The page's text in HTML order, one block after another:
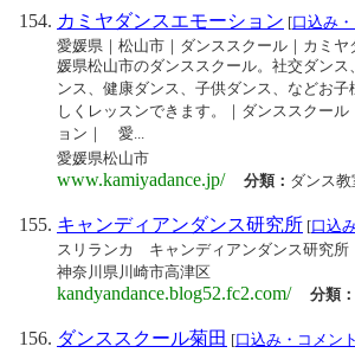
カミヤダンスエモーション [口込み
愛媛県｜松山市｜ダンススクール｜カミ
媛県松山市のダンススクール。社交ダン
ンス、健康ダンス、子供ダンス、などお
しくレッスンできます。｜ダンススクー
ョン｜ 愛...
愛媛県松山市
www.kamiyadance.jp/ 分類： ダンス教
キャンディアンダンス研究所 [口込
スリランカ キャンディアンダンス研究所
神奈川県川崎市高津区
kandyandance.blog52.fc2.com/ 分類：
ダンススクール菊田 [口込み・コメン